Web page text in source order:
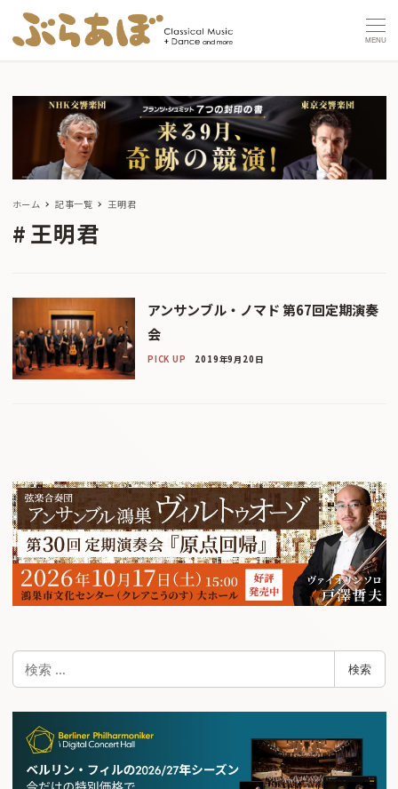
MENU
ホーム 記事一覧 王明君
王明君
アンサンブル・ノマド 第67回定期演奏
会
PICK UP 2019年9月20日
検
索
検索